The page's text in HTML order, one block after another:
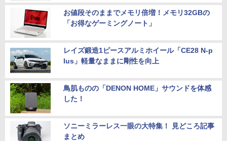
お値段そのままでメモリ倍増！メモリ32GBの
「お得なゲーミングノート」
レイズ鍛造1ピースアルミホイール「CE28 N-p
lus」軽量なままに剛性を向上
鳥肌ものの「DENON HOME」サウンドを体感
した！
ソニーミラーレス一眼の大特集！ 見どころ記事
まとめ